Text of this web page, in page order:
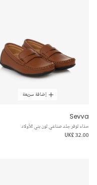
إضافة سريعة
Sevva
حذاء لوفر جلد صناعي لون بني للأولاد
UK£ 32.00